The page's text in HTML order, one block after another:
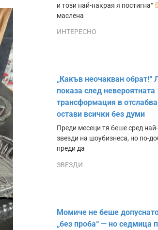
и този най-накрая я постигна“
маслена
ИНТЕРЕСНО
„Какъв неочакван обрат!“
показа след невероятната
трансформация в
остави всички без думи
Преди месеци тя беше сред
звезди на шоубизнеса, но по-
преди да
ЗВЕЗДИ
Момиче не беше
„без проба“ — но седмица